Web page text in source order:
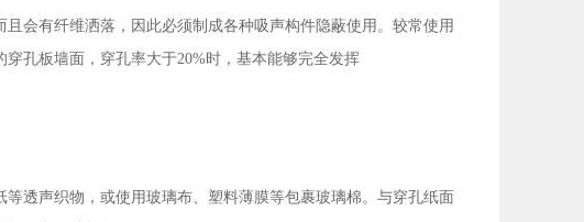
会有纤维洒落，因此必须制成各种吸声构件隐蔽使用。较常使用
孔板墙面，穿孔率大于20%时，基本能够完全发挥
透声织物，或使用玻璃布、塑料薄膜等包裹玻璃棉。与穿孔纸面